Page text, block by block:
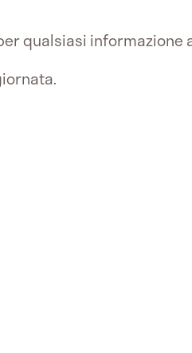
qualsiasi informazione